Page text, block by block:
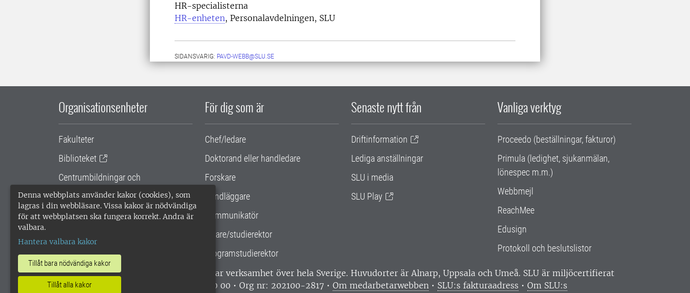
Denna webbplats använder kakor (cookies), som
lagras i din webbläsare. Vissa kakor är nödvändiga
för att webbplatsen ska fungera korrekt. Andra är
valbara.
Hantera valbara kakor
Tillåt bara nödvändiga kakor
Tillåt alla kakor
HR-specialisterna
HR-enheten, Personalavdelningen, SLU
SIDANSVARIG: PAVD-WEBB@SLU.SE
Organisationsenheter
Fakulteter
Biblioteket
Centrumbildningar och
samarbetsprojekt
Gemensamma verksamhetsstödet
För dig som är
Chef/ledare
Doktorand eller handledare
Forskare
Handläggare
Kommunikatör
Lärare/studierektor
Programstudierektor
Senaste nytt från
Driftinformation
Lediga anställningar
SLU i media
SLU Play
Vanliga verktyg
Proceedo (beställningar, fakturor)
Primula (ledighet, sjukanmälan,
lönespec m.m.)
Webbmejl
ReachMee
Edusign
Protokoll och beslutslistor
SLU, Sveriges lantbruksuniversitet, har verksamhet över hela Sverige. Huvudorter är Alnarp, Uppsala och Umeå. SLU är miljöcertifierat
enligt ISO 14001. •
Telefon: 018-67 10 00 • Org nr: 202100-2817 • Om medarbetarwebben • SLU:s fakturaadress • Om SLU:s